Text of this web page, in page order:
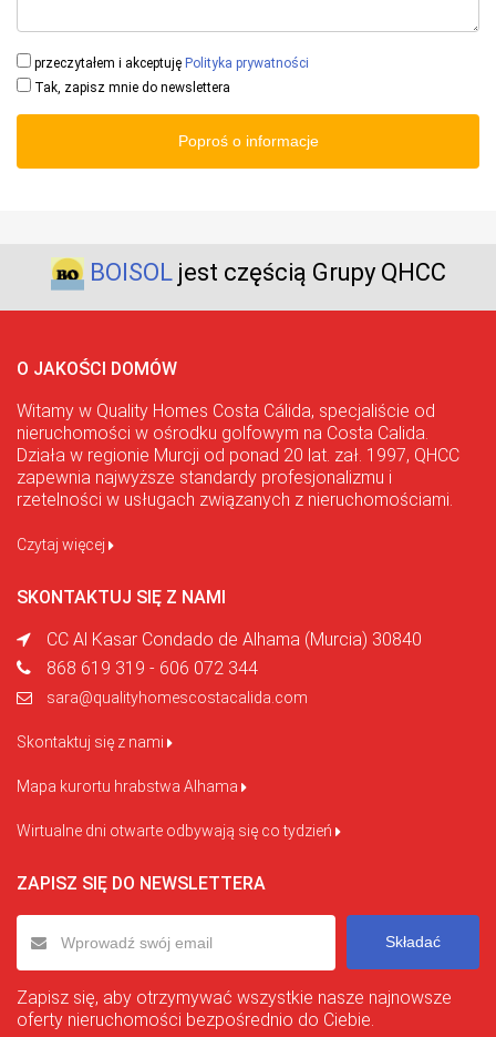
przeczytałem i akceptuję Polityka prywatności
Tak, zapisz mnie do newslettera
Poproś o informacje
BOISOLjest częścią Grupy QHCC
O JAKOŚCI DOMÓW
Witamy w Quality Homes Costa Cálida, specjaliście od
nieruchomości w ośrodku golfowym na Costa Calida.
Działa w regionie Murcji od ponad 20 lat. zał. 1997, QHCC
zapewnia najwyższe standardy profesjonalizmu i
rzetelności w usługach związanych z nieruchomościami.
Czytaj więcej
SKONTAKTUJ SIĘ Z NAMI
CC Al Kasar Condado de Alhama (Murcia) 30840
868 619 319 - 606 072 344
sara@qualityhomescostacalida.com
Skontaktuj się z nami
Mapa kurortu hrabstwa Alhama
Wirtualne dni otwarte odbywają się co tydzień
ZAPISZ SIĘ DO NEWSLETTERA
Składać
Zapisz się, aby otrzymywać wszystkie nasze najnowsze
oferty nieruchomości bezpośrednio do Ciebie.